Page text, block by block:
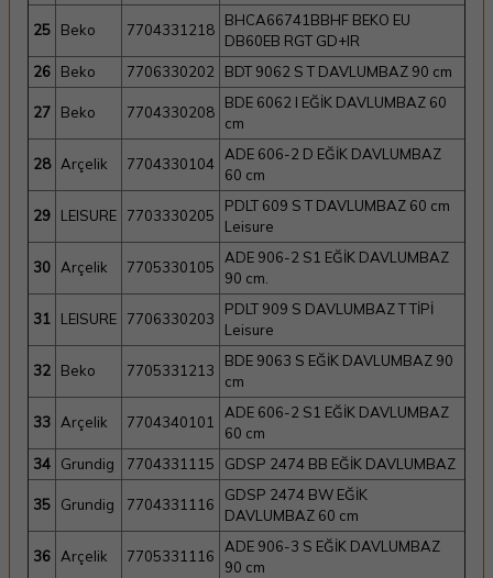
25 Beko 7704331218
BHCA66741BBHF BEKO EU
DB60EB RGT GD+IR
26
Beko 7706330202 BDT 9062 S T DAVLUMBAZ 90 cm
27 Beko 7704330208
BDE 6062 I EĞİK DAVLUMBAZ 60
cm
28 Arçelik 7704330104
ADE 606-2 D EĞİK DAVLUMBAZ
60 cm
29 LEISURE 7703330205
PDLT 609 S T DAVLUMBAZ 60 cm
Leisure
30 Arçelik 7705330105
ADE 906-2 S1 EĞİK DAVLUMBAZ
90 cm.
31 LEISURE 7706330203
PDLT 909 S DAVLUMBAZ T TİPİ
Leisure
32 Beko 7705331213
BDE 9063 S EĞİK DAVLUMBAZ 90
cm
33 Arçelik 7704340101
ADE 606-2 S1 EĞİK DAVLUMBAZ
60 cm
34
Grundig 7704331115 GDSP 2474 BB EĞİK DAVLUMBAZ
35 Grundig 7704331116
GDSP 2474 BW EĞİK
DAVLUMBAZ 60 cm
36 Arçelik 7705331116
ADE 906-3 S EĞİK DAVLUMBAZ
90 cm